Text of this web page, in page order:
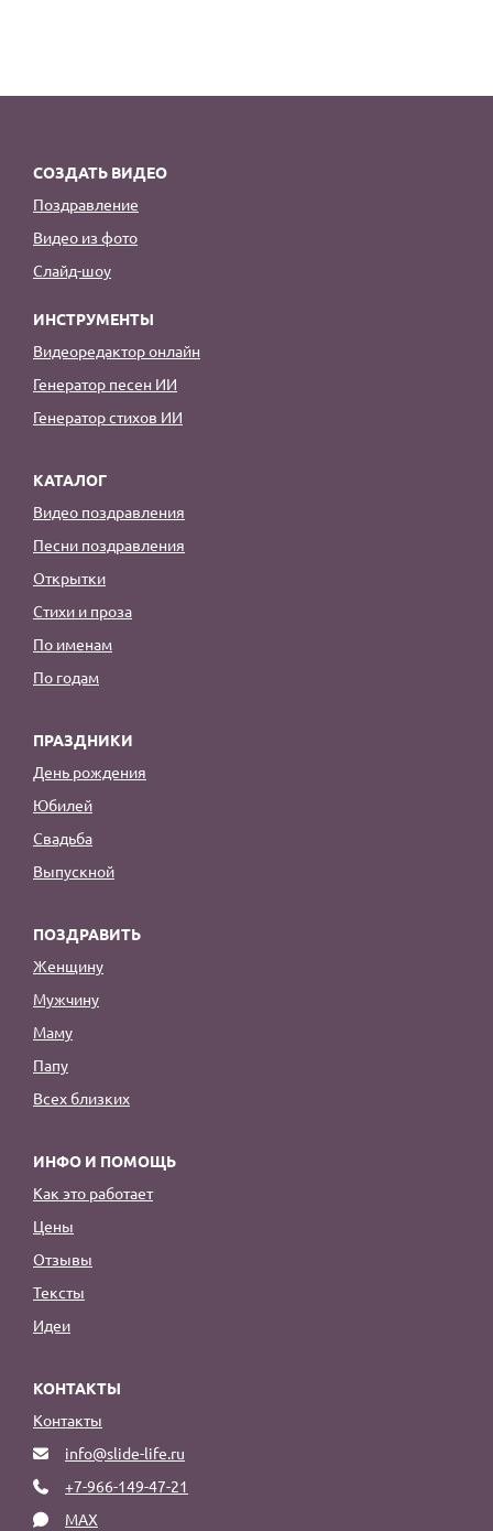
СОЗДАТЬ ВИДЕО
Поздравление
Видео из фото
Слайд-шоу
ИНСТРУМЕНТЫ
Видеоредактор онлайн
Генератор песен ИИ
Генератор стихов ИИ
КАТАЛОГ
Видео поздравления
Песни поздравления
Открытки
Стихи и проза
По именам
По годам
ПРАЗДНИКИ
День рождения
Юбилей
Свадьба
Выпускной
ПОЗДРАВИТЬ
Женщину
Мужчину
Маму
Папу
Всех близких
ИНФО И ПОМОЩЬ
Как это работает
Цены
Отзывы
Тексты
Идеи
КОНТАКТЫ
Контакты
info@slide-life.ru
+7-966-149-47-21
MAX